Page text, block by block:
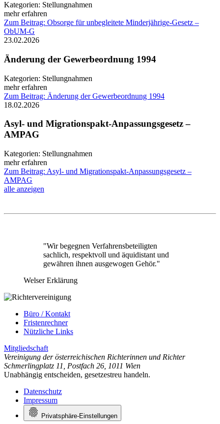
Kategorien: Stellungnahmen
mehr erfahren
Zum Beitrag: Obsorge für unbegleitete Minderjährige-Gesetz –
ObUM-G
23.02.2026
Änderung der Gewerbeordnung 1994
Kategorien: Stellungnahmen
mehr erfahren
Zum Beitrag: Änderung der Gewerbeordnung 1994
18.02.2026
Asyl- und Migrationspakt-Anpassungsgesetz –
AMPAG
Kategorien: Stellungnahmen
mehr erfahren
Zum Beitrag: Asyl- und Migrationspakt-Anpassungsgesetz –
AMPAG
alle anzeigen
"Wir begegnen Verfahrensbeteiligten
sachlich, respektvoll und äquidistant und
gewähren ihnen ausgewogen Gehör."
Welser Erklärung
Büro / Kontakt
Fristenrechner
Nützliche Links
Mitgliedschaft
Vereinigung der österreichischen Richterinnen und Richter
Schmerlingplatz 11
Postfach 26 1011 Wien
Unabhängig entscheiden, gesetzestreu handeln.
Datenschutz
Impressum
Privatsphäre-Einstellungen